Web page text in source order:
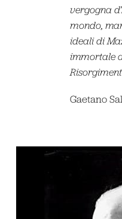
vergogna
mondo,
ideali di
immortale
Gaetano